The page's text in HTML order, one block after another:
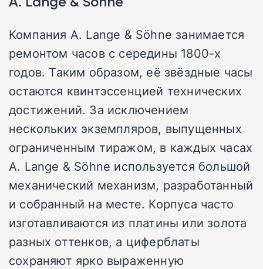
Компания A. Lange & Söhne занимается
ремонтом часов с середины 1800-х
годов. Таким образом, её звёздные часы
остаются квинтэссенцией технических
достижений. За исключением
нескольких экземпляров, выпущенных
ограниченным тиражом, в каждых часах
A. Lange & Söhne используется большой
механический механизм, разработанный
и собранный на месте. Корпуса часто
изготавливаются из платины или золота
разных оттенков, а циферблаты
сохраняют ярко выраженную